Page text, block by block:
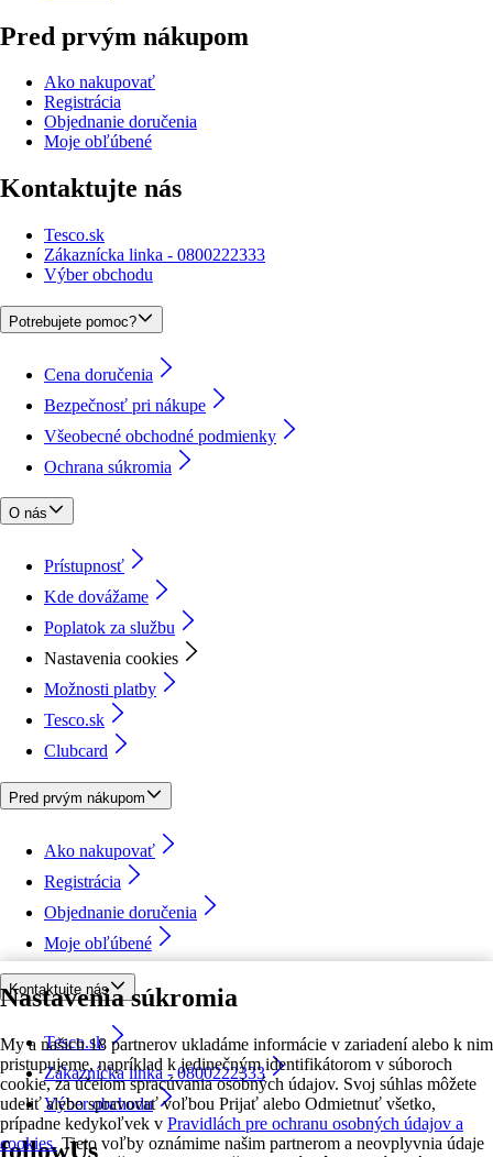
Nastavenia súkromia
My a našich 18 partnerov ukladáme informácie v zariadení alebo k nim
pristupujeme, napríklad k jedinečným identifikátorom v súboroch
cookie, za účelom spracúvania osobných údajov. Svoj súhlas môžete
udeliť alebo spravovať voľbou Prijať alebo Odmietnuť všetko,
prípadne kedykoľvek v Pravidlách pre ochranu osobných údajov a
cookies. Tieto voľby oznámime našim partnerom a neovplyvnia údaje
Pred prvým nákupom
Ako nakupovať
Registrácia
Objednanie doručenia
Moje obľúbené
Kontaktujte nás
Tesco.sk
Zákaznícka linka - 0800222333
Výber obchodu
Potrebujete pomoc?
Cena doručenia
Bezpečnosť pri nákupe
Všeobecné obchodné podmienky
Ochrana súkromia
O nás
Prístupnosť
Kde dovážame
Poplatok za službu
Nastavenia cookies
Možnosti platby
Tesco.sk
Clubcard
Pred prvým nákupom
Ako nakupovať
Registrácia
Objednanie doručenia
Moje obľúbené
Kontaktujte nás
Tesco.sk
Zákaznícka linka - 0800222333
Výber obchodu
followUs